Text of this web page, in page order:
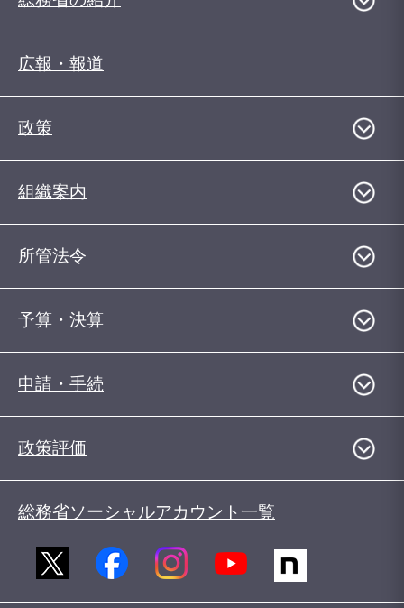
広報・報道
政策
組織案内
所管法令
予算・決算
申請・手続
政策評価
総務省ソーシャルアカウント一覧